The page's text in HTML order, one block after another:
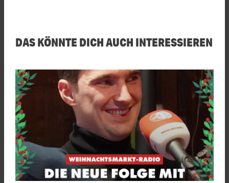
DAS KÖNNTE DICH AUCH INTERESSIEREN